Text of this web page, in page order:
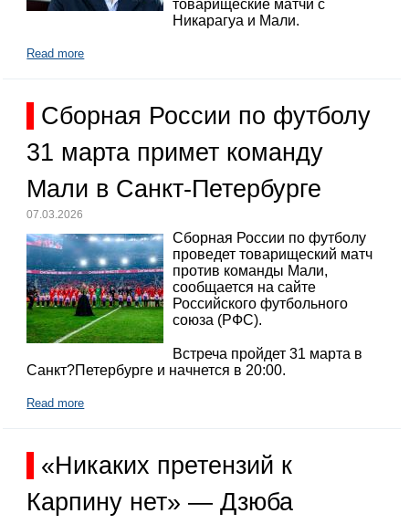
товарищеские матчи с
Никарагуа и Мали.
Read more
Сборная России по футболу
31 марта примет команду
Мали в Санкт-Петербурге
07.03.2026
Сборная России по футболу
проведет товарищеский матч
против команды Мали,
сообщается на сайте
Российского футбольного
союза (РФС).
Встреча пройдет 31 марта в
Санкт?Петербурге и начнется в 20:00.
Read more
«Никаких претензий к
Карпину нет» — Дзюба